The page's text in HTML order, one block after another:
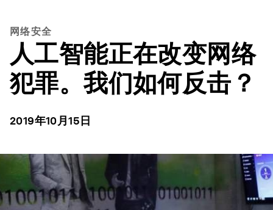
网络安全
人工智能正在改变网络
犯罪。我们如何反击？
2019年10月15日